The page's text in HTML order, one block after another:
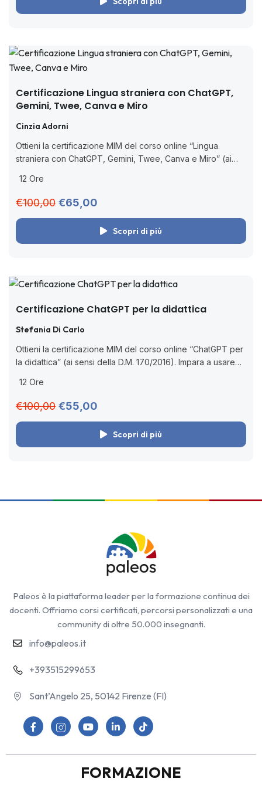
Certificazione Lingua straniera con ChatGPT,
Gemini, Twee, Canva e Miro
Cinzia Adorni
Ottieni la certificazione MIM del corso online “Lingua
straniera con ChatGPT, Gemini, Twee, Canva e Miro” (ai
lezioni più inclusive...
12 Ore
€100,00 €65,00
Scopri di più
Certificazione ChatGPT per la didattica
Stefania Di Carlo
Ottieni la certificazione MIM del corso online “ChatGPT per
la didattica” (ai sensi della D.M. 170/2016). Impara a usare
🧑🏻‍💻...
12 Ore
€100,00 €55,00
Scopri di più
Paleos è la piattaforma leader per la formazione continua dei
docenti. Offriamo corsi certificati, percorsi personalizzati e una
community di oltre 50.000 insegnanti.
info@paleos.it
+393515299653
Sant’Angelo 25, 50142 Firenze (FI)
FORMAZIONE